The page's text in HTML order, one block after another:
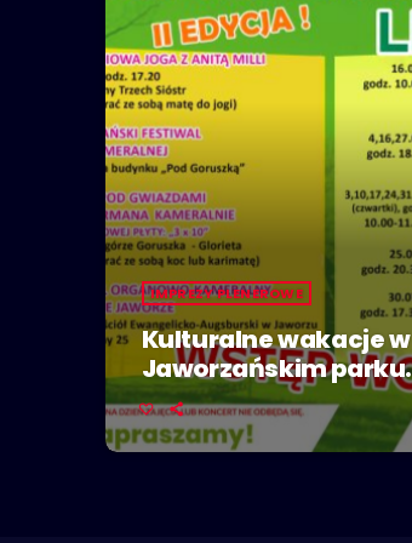
IMPREZY PLENEROWE
Kulturalne wakacje w
Jaworzańskim parku
zdrojowym